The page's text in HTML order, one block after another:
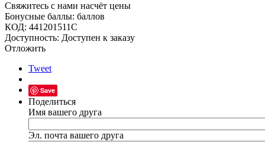
Свяжитесь с нами насчёт цены
Бонусные баллы: баллов
КОД: 441201511C
Доступность: Доступен к заказу
Отложить
Tweet
Save
Поделиться
Имя вашего друга
Эл. почта вашего друга